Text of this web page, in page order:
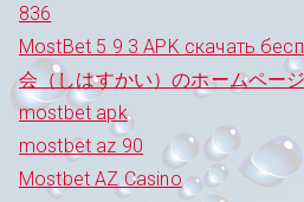
836
MostBet 5 9 3 APK скачать
会（しはすかい）のホームペー
mostbet apk
mostbet az 90
Mostbet AZ Casino